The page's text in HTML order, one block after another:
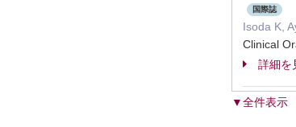
国際誌
Isoda K,
Clinical
詳細を
▼全件表示